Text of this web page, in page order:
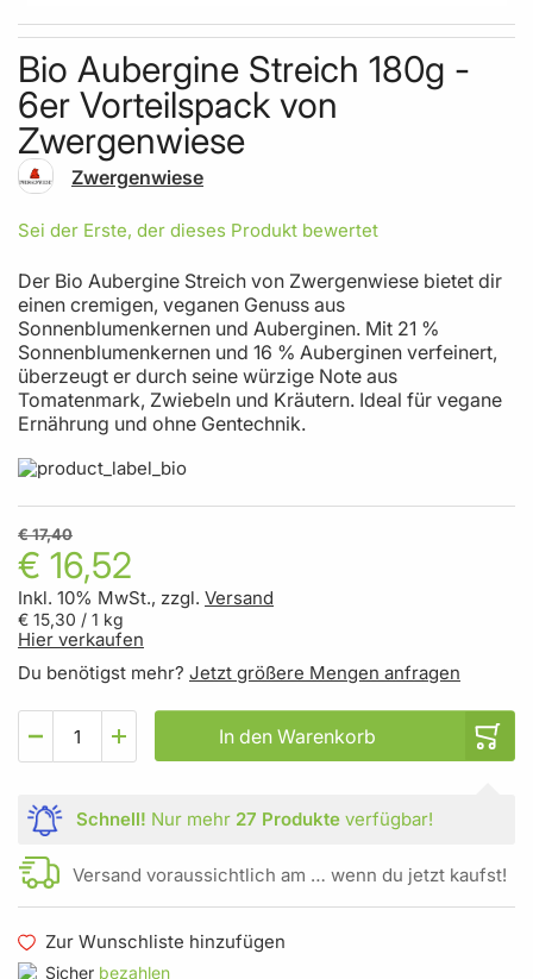
Skip to the beginning of the images gallery
Bio Aubergine Streich 180g -
6er Vorteilspack von
Zwergenwiese
Zwergenwiese
Sei der Erste, der dieses Produkt bewertet
Der Bio Aubergine Streich von Zwergenwiese bietet dir
einen cremigen, veganen Genuss aus
Sonnenblumenkernen und Auberginen. Mit 21 %
Sonnenblumenkernen und 16 % Auberginen verfeinert,
überzeugt er durch seine würzige Note aus
Tomatenmark, Zwiebeln und Kräutern. Ideal für vegane
Ernährung und ohne Gentechnik.
€ 16,52
€ 17,40
Inkl. 10% MwSt., zzgl. Versand
€ 15,30 / 1 kg
Hier verkaufen
Du benötigst mehr? Jetzt größere Mengen anfragen
In den Warenkorb
Schnell! Nur mehr 27 Produkteverfügbar!
Versand voraussichtlich am … wenn du jetzt kaufst!
Zur Wunschliste hinzufügen
Sicher bezahlen